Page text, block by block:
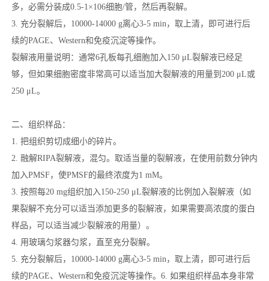
多，必需分装成0.5-1×106细胞/管，然后再裂解。
3. 充分裂解后，10000-14000 g离心3-5 min，取上清，即可进行后
续的PAGE、Western和免疫沉淀等操作。
裂解液用量说明：通常6孔板每孔细胞加入150 μL裂解液已经足
够，但如果细胞密度非常高可以适当加大裂解液的用量到200 μL或
250 μL。
二、组织样品：
1. 把组织剪切成细小的碎片。
2. 融解RIPA裂解液，混匀。取适当量的裂解液，在使用前数分钟内
加入PMSF，使PMSF的最终浓度为1 mM。
3. 按照每20 mg组织加入150-250 μL裂解液的比例加入裂解液（如
果裂解不充分可以适当添加更多的裂解液，如果需要高浓度的蛋白
样品，可以适当减少裂解液的用量）。
4. 用玻璃匀浆器匀浆，直至充分裂解。
5. 充分裂解后，10000-14000 g离心3-5 min，取上清，即可进行后
续的PAGE、Western和免疫沉淀等操作。6. 如果组织样品本身非常